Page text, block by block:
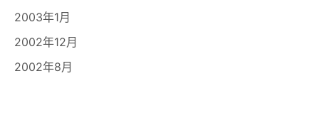
2003年1月
2002年12月
2002年8月